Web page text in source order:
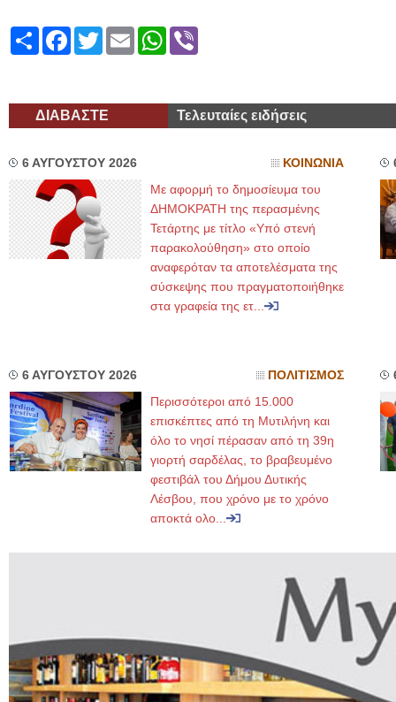
ShareFacebook
TwitterEmailWhatsApp
ΔΙΑΒΑΣΤΕ Τελευταίες ειδήσεις
6 ΑΥΓΟΥΣΤΟΥ 2026 ΚΟΙΝΩΝΙΑ
Με αφορμή το δημοσίευμα του
ΔΗΜΟΚΡΑΤΗ της περασμένης
Τετάρτης με τίτλο «Υπό στενή
παρακολούθηση» στο οποίο
αναφερόταν τα αποτελέσματα της
σύσκεψης που πραγματοποιήθηκε
στα γραφεία της ετ...
6 ΑΥΓΟΥΣΤΟΥ 2026 ΠΟΛΙΤΙΣΜΟΣ
Περισσότεροι από 15.000
επισκέπτες από τη Μυτιλήνη και
όλο το νησί πέρασαν από τη 39η
γιορτή σαρδέλας, το βραβευμένο
φεστιβάλ του Δήμου Δυτικής
Λέσβου, που χρόνο με το χρόνο
αποκτά ολο...